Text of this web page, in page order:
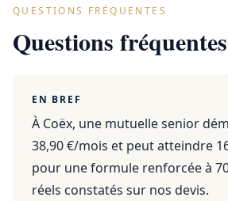
QUESTIONS FRÉQUENTES
Questions fréquentes
EN BREF
À Coëx, une mutuelle senior
38,90 €/mois et peut atteindre
pour une formule renforcée à
réels constatés sur nos devis.